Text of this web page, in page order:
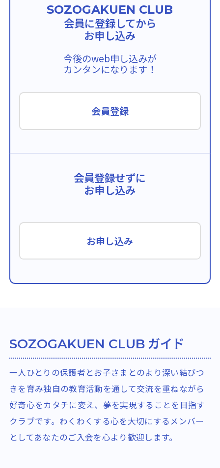
SOZOGAKUEN CLUB
会員に登録してから
お申し込み
今後のweb申し込みが
カンタンになります！
会員登録
会員登録せずに
お申し込み
お申し込み
SOZOGAKUEN CLUB ガイド
一人ひとりの保護者とお子さまとのより深い結びつ
きを育み独自の教育活動を通して交流を重ねながら
好奇心をカタチに変え、夢を実現することを目指す
クラブです。わくわくする心を大切にするメンバー
としてあなたのご入会を心より歓迎します。